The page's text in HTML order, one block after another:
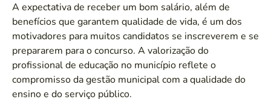
A expectativa de receber um bom salário, além de
benefícios que garantem qualidade de vida, é um dos
motivadores para muitos candidatos se inscreverem e se
prepararem para o concurso. A valorização do
profissional de educação no município reflete o
compromisso da gestão municipal com a qualidade do
ensino e do serviço público.